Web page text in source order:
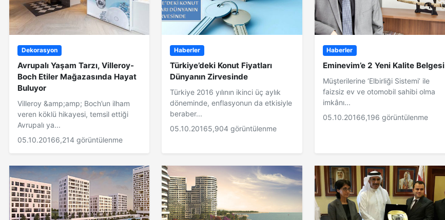
Dekorasyon
Avrupalı Yaşam Tarzı, Villeroy-
Boch Etiler Mağazasında Hayat
Buluyor
Villeroy &amp;amp; Boch’un ilham
veren köklü hikayesi, temsil ettiği
Avrupalı ya...
05.10.20166,214 görüntülenme
Haberler
Türkiye’deki Konut Fiyatları
Dünyanın Zirvesinde
Türkiye 2016 yılının ikinci üç aylık
döneminde, enflasyonun da etkisiyle
beraber...
05.10.20165,904 görüntülenme
Haberler
Eminevim’e 2 Yeni Kalite Belgesi
Müşterilerine ‘Elbirliği Sistemi’ ile
faizsiz ev ve otomobil sahibi olma
imkânı...
05.10.20166,196 görüntülenme